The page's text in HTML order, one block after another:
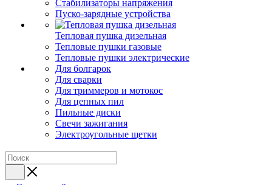
Стабилизаторы напряжения
Пуско-зарядные устройства
Тепловая пушка дизельная
Тепловые пушки газовые
Тепловые пушки электрические
Для болгарок
Для сварки
Для триммеров и мотокос
Для цепных пил
Пильные диски
Свечи зажигания
Электроугольные щетки